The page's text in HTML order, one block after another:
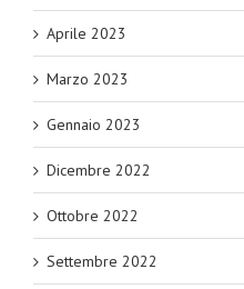
Aprile 2023
Marzo 2023
Gennaio 2023
Dicembre 2022
Ottobre 2022
Settembre 2022